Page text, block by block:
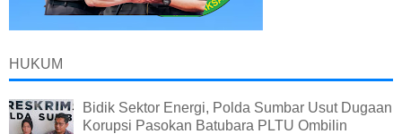
HUKUM
Bidik Sektor Energi, Polda Sumbar Usut Dugaan
Korupsi Pasokan Batubara PLTU Ombilin